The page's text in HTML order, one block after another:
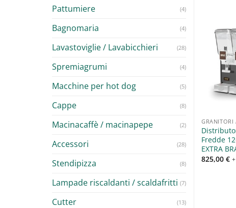
Pattumiere (4)
Bagnomaria (4)
Lavastoviglie / Lavabicchieri (28)
Spremiagrumi (4)
Macchine per hot dog (5)
Cappe (8)
Macinacaffè / macinapepe (2)
Accessori (28)
Stendipizza (8)
Lampade riscaldanti / scaldafritti (7)
Cutter (13)
Fredde
EXTRA
825,00€
alla lista
dei
GRANITORI / DISTRIBUTORI DI BEVANDE
Di Bevande
19 Litri TURIA BRAS
alla lista
Macchina per creme fredde